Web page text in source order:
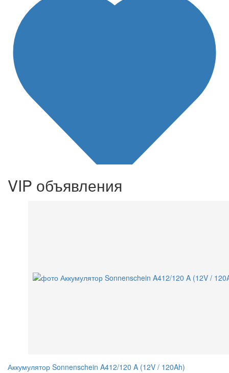
VIP объявления
Аккумулятор Sonnenschein A412/120 A (12V / 120Ah)